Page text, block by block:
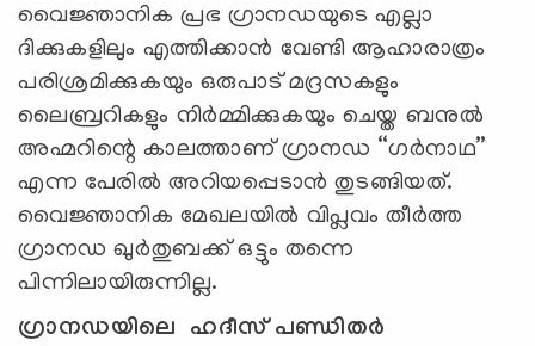
വൈജ്ഞാനിക പ്രഭ ഗ്രാനഡയുടെ എല്ലാ
ദിക്കുകളിലും എത്തിക്കാൻ വേണ്ടി ആഹാരാത്രം
പരിശ്രമിക്കുകയും ഒരുപാട് മദ്രസകളും
ലൈബ്രറികളും നിർമ്മിക്കുകയും ചെയ്ത ബനുൽ
അഹ്മറിന്റെ കാലത്താണ് ഗ്രാനഡ “ഗർനാഥ”
എന്ന പേരിൽ അറിയപ്പെടാൻ തുടങ്ങിയത്.
വൈജ്ഞാനിക മേഖലയിൽ വിപ്ലവം തീർത്ത
ഗ്രാനഡ ഖുർതുബക്ക് ഒട്ടും തന്നെ
പിന്നിലായിരുന്നില്ല.
ഗ്രാനഡയിലെ ഹദീസ് പണ്ഡിതർ